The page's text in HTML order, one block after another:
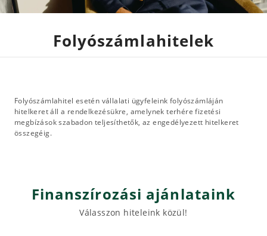
Folyószámlahitelek
Folyószámlahitel esetén vállalati ügyfeleink folyószámláján
hitelkeret áll a rendelkezésükre, amelynek terhére fizetési
megbízások szabadon teljesíthetők, az engedélyezett hitelkeret
összegéig.
Finanszírozási ajánlataink
Válasszon hiteleink közül!